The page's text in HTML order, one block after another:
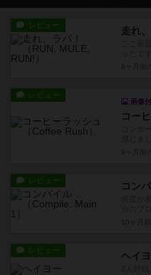
レビュー 走れ
レビュー
画像
コー
レビュー コン
レビュー ヘイ